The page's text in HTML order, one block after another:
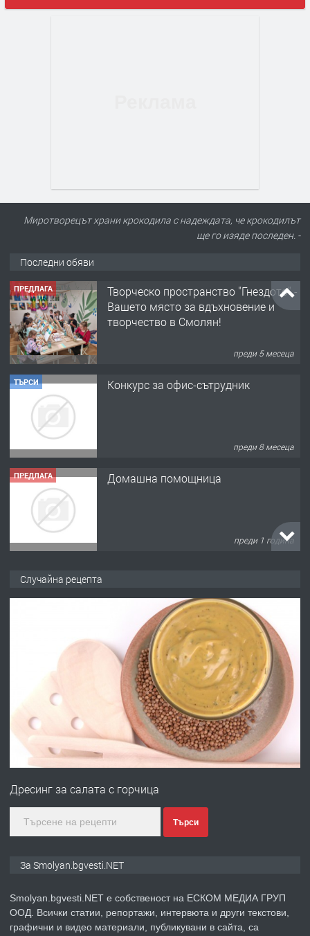
Миротворецът храни крокодила с надеждата, че крокодилът
ще го изяде последен. -
Последни обяви
ПРЕДЛАГА
Творческо пространство "Гнездото" -
Вашето място за вдъхновение и
творчество в Смолян!
преди 5 месеца
ТЪРСИ Конкурс за офис-сътрудник
преди 8 месеца
ПРЕДЛАГА Домашна помощница
преди 1 година
преди 2 години
УДЪЛЖАВАНЕ НА ЧОВЕШКИЯТ
ЖИВОТ И ПОДОБРЯВАНЕ НА
НЕГОВОТО КАЧЕСТВО
преди 2 години
ПРЕДЛАГА Имот в Северна Гърция, до Кавала
преди 2 години
Случайна рецепта
Дресинг за салата с горчица
Търси
За Smolyan.bgvesti.NET
Smolyan.bgvesti.NET е собственост на ЕСКОМ МЕДИА ГРУП
ООД. Всички статии, репортажи, интервюта и други текстови,
графични и видео материали, публикувани в сайта, са